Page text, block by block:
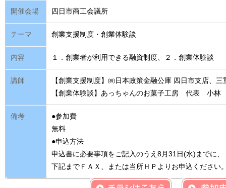
開催会場 四日市商工会議所
テーマ 創業支援制度・創業体験談
内容 １．創業者が利用できる融資制度、２．創業体験談
講師
【創業支援制度】㈱日本政策金融公庫 四日市支店、
【創業体験談】あっちゃんのお菓子工房 代表 小
備考
●参加費
無料
●申込方法
申込書に必要事項をご記入のうえ8月31日(水)までに、
下記までＦＡＸ、または当所ＨＰよりお申込ください